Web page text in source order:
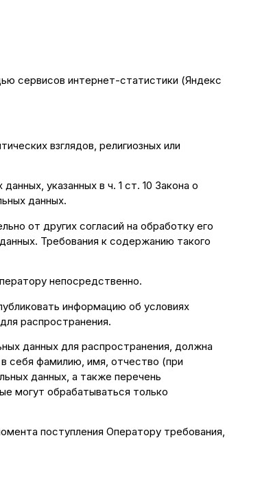
сервисов интернет-статистики (Яндекс
взглядов, религиозных или
указанных в ч. 1 ст. 10 Закона о
данных.
от других согласий на обработку его
Требования к содержанию такого
непосредственно.
информацию об условиях
распространения.
данных для распространения, должна
себя фамилию, имя, отчество (при
данных, а также перечень
могут обрабатываться только
поступления Оператору требования,